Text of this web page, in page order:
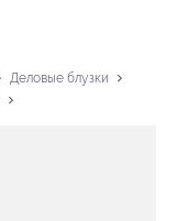
Деловые блузки